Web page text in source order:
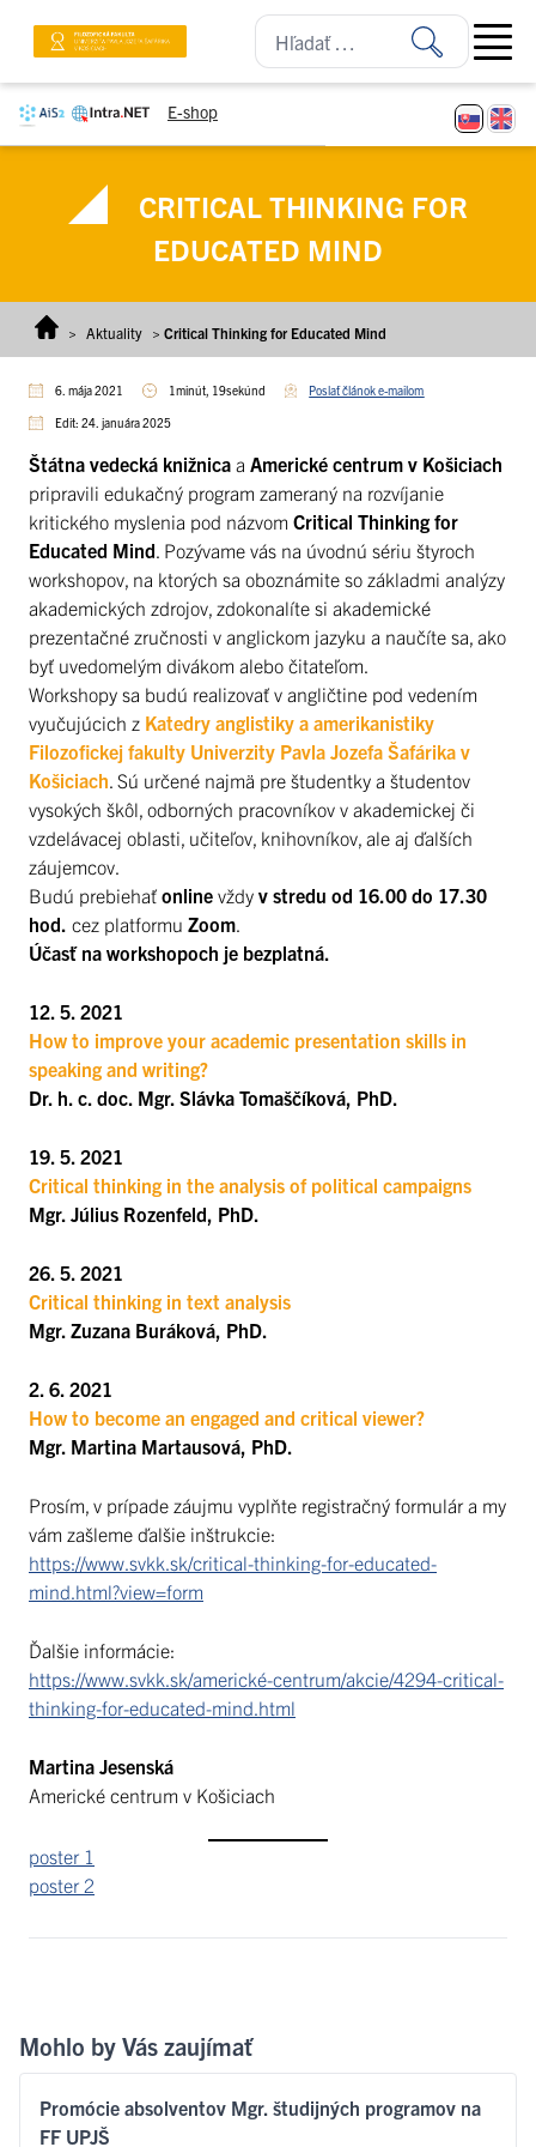
E-shop
Open
CRITICAL THINKING FOR
EDUCATED MIND
> Aktuality > Critical Thinking for Educated Mind
6. mája 2021 1minút, 19sekúnd Poslať článok e-mailom
Edit: 24. januára 2025
Štátna vedecká knižnica a Americké centrum v Košiciach
pripravili edukačný program zameraný na rozvíjanie
kritického myslenia pod názvom Critical Thinking for
Educated Mind . Pozývame vás na úvodnú sériu štyroch
workshopov, na ktorých sa oboznámite so základmi analýzy
akademických zdrojov, zdokonalíte si akademické
prezentačné zručnosti v anglickom jazyku a naučíte sa, ako
byť uvedomelým divákom alebo čitateľom.
Workshopy sa budú realizovať v angličtine pod vedením
vyučujúcich z Katedry anglistiky a amerikanistiky
Filozofickej fakulty Univerzity Pavla Jozefa Šafárika v
Košiciach . Sú určené najmä pre študentky a študentov
vysokých škôl, odborných pracovníkov v akademickej či
vzdelávacej oblasti, učiteľov, knihovníkov, ale aj ďalších
záujemcov.
Budú prebiehať online vždy v stredu od 16.00 do 17.30
hod. cez platformu Zoom
Účasť na workshopoch je bezplatná.
12. 5. 2021
How to improve your academic presentation skills in
speaking and writing?
Dr. h. c. doc. Mgr. Slávka Tomaščíková, PhD.
19. 5. 2021
Critical thinking in the analysis of political campaigns
Mgr. Július Rozenfeld, PhD.
26. 5. 2021
Critical thinking in text analysis
Mgr. Zuzana Buráková, PhD.
2. 6. 2021
How to become an engaged and critical viewer?
Mgr. Martina Martausová, PhD.
Prosím, v prípade záujmu vyplňte registračný formulár a my
vám zašleme ďalšie inštrukcie:
https://www.svkk.sk/critical-thinking-for-educated-
mind.html?view=form
Ďalšie informácie:
https://www.svkk.sk/americké-centrum/akcie/4294-critical-
thinking-for-educated-mind.html
Martina Jesenská
Americké centrum v Košiciach
poster 1
poster 2
Mohlo by Vás zaujímať
Promócie absolventov Mgr. študijných programov na
FF UPJŠ